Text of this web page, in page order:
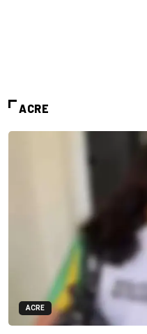
ACRE
ACRE